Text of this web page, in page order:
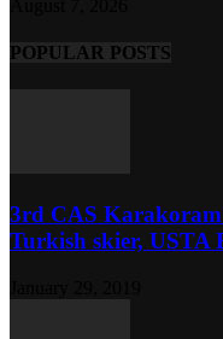
POPULAR POSTS
3rd CAS
Turkish skier, USTA